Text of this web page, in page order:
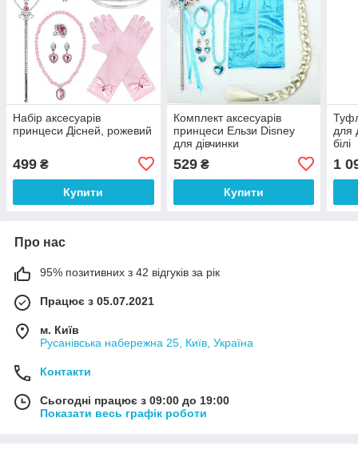
Набір аксесуарів
принцеси Дісней, рожевий
499 ₴
Купити
Комплект аксесуарів
принцеси Ельзи Disney
для дівчинки
529₴
Купити
для
білі
1
Про нас
95% позитивних з 42 відгуків за рік
Працює з 05.07.2021
м. Київ
Русанівська набережна 25, Київ, Україна
Контакти
Сьогодні працює з 09:00 до 19:00
Показати весь графік роботи